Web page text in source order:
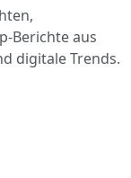
Berichte aus
digitale Trends.